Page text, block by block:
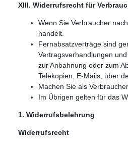
XIII. Widerrufsrecht für
Wenn Sie Verbraucher
handelt.
Fernabsatzverträge sind
Vertragsverhandlungen
zur Anbahnung oder zum
Telekopien, E-Mails, über
Machen Sie als
Im Übrigen gelten für das
1. Widerrufsbelehrung
Widerrufsrecht